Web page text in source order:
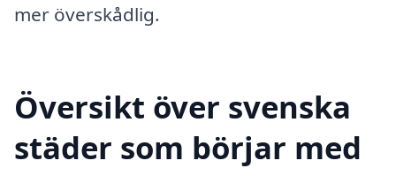
mer överskådlig.
Översikt över svenska
städer som börjar med